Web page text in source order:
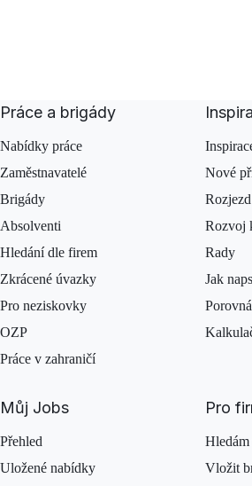
Práce a brigády
Nabídky práce
Zaměstnavatelé
Brigády
Absolventi
Hledání dle firem
Zkrácené úvazky
Pro neziskovky
OZP
Práce v zahraničí
Nové
Rozvoj
Rady
Jak
Můj Jobs
Přehled
Uložené nabídky
Pro
Hledám
Vložit